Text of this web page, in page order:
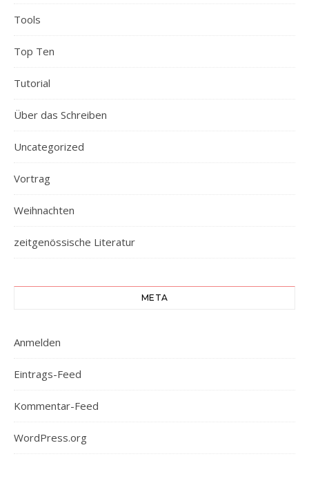
Tools
Top Ten
Tutorial
Über das Schreiben
Uncategorized
Vortrag
Weihnachten
zeitgenössische Literatur
META
Anmelden
Eintrags-Feed
Kommentar-Feed
WordPress.org